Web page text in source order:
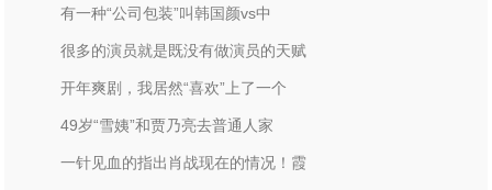
有一种“公司包装”叫韩国颜vs中
很多的演员就是既没有做演员的天赋
开年爽剧，我居然“喜欢”上了一个
49岁“雪姨”和贾乃亮去普通人家
一针见血的指出肖战现在的情况！霞